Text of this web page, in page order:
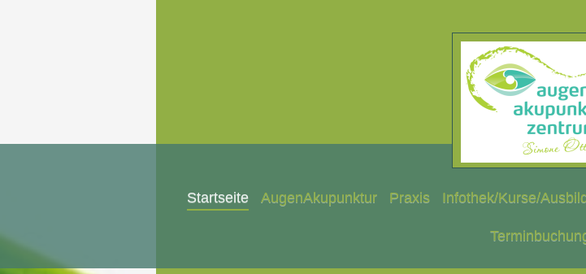
Startseite AugenAkupunktur Praxis Infothek/Kurse/